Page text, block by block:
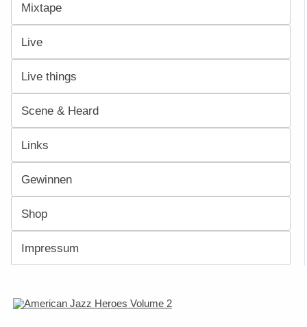
Mixtape
Live
Live things
Scene & Heard
Links
Gewinnen
Shop
Impressum